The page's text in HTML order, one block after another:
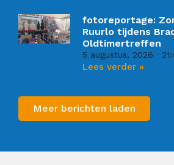
fotoreportage:
Ruurlo tijdens
Oldtimertreffen
5 augustus, 2026
Lees verder »
Meer berichten laden